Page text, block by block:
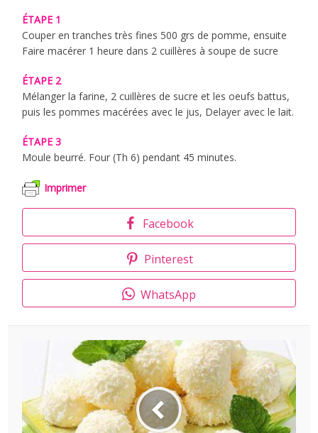
ÉTAPE 1
Couper en tranches très fines 500 grs de pomme, ensuite
Faire macérer 1 heure dans 2 cuillères à soupe de sucre
ÉTAPE 2
Mélanger la farine, 2 cuillères de sucre et les oeufs battus,
puis les pommes macérées avec le jus, Delayer avec le lait.
ÉTAPE 3
Moule beurré. Four (Th 6) pendant 45 minutes.
Imprimer
Facebook
Pinterest
WhatsApp